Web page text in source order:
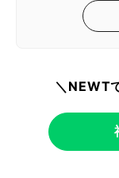
＼NEWT